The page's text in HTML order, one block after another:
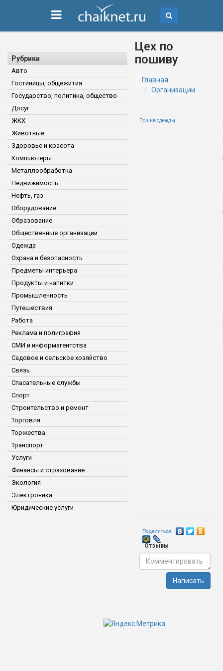
Рубрики
Авто
Гостиницы, общежития
Государство, политика, общество
Досуг
ЖКХ
Животные
Здоровье и красота
Компьютеры
Металлообработка
Недвижимость
Нефть, газ
Оборудование
Образование
Общественные организации
Одежда
Охрана и безопасность
Предметы интерьера
Продукты и напитки
Промышленность
Путешествия
Работа
Реклама и полиграфия
СМИ и информагентства
Садовое и сельское хозяйство
Связь
Спасательные службы
Спорт
Строительство и ремонт
Торговля
Торжества
Транспорт
Услуги
Финансы и страхование
Экология
Электроника
Юридические услуги
Цех по
пошиву
Главная
Организации
Пошив одежды
Поделиться
Отзывы
Написать